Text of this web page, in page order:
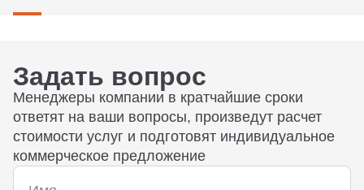
Задать вопрос
Менеджеры компании в кратчайшие сроки
ответят на ваши вопросы, произведут расчет
стоимости услуг и подготовят индивидуальное
коммерческое предложение